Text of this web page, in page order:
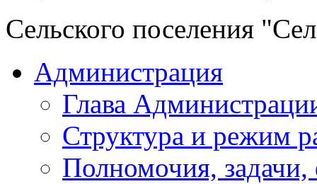
Сельского поселения
Администрация
Глава
Структура и режим
Полномочия,